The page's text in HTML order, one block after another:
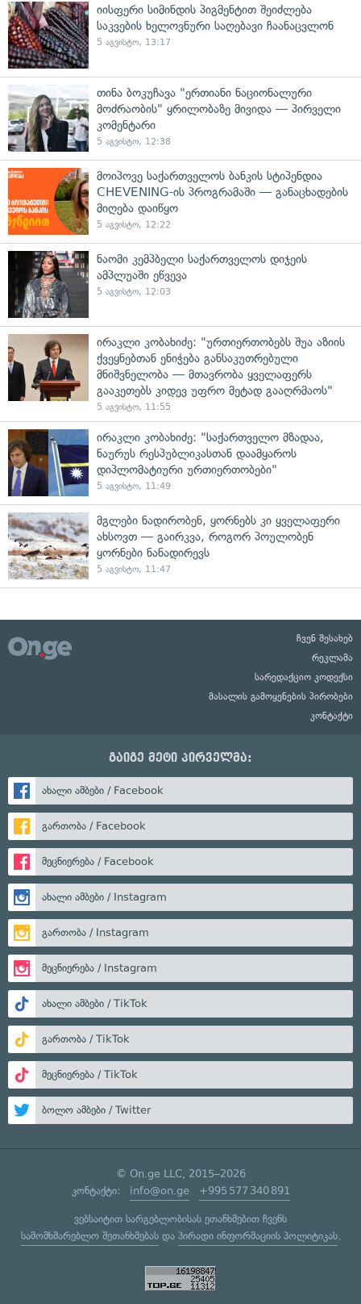
იისფერი სიმინდის პიგმენტით შეიძლება
საკვების ხელოვნური საღებავი ჩაანაცვლონ
5 აგვისტო, 13:17
თინა ბოკუჩავა "ერთიანი ნაციონალური
მოძრაობის" ყრილობაზე მივიდა — პირველი
კომენტარი
5 აგვისტო, 12:38
მოიპოვე საქართველოს ბანკის სტიპენდია
CHEVENING-ის პროგრამაში — განაცხადების
მიღება დაიწყო
5 აგვისტო, 12:22
ნაომი კემპბელი საქართველოს დიჯეის
ამპლუაში ეწვევა
5 აგვისტო, 12:03
ირაკლი კობახიძე: "ურთიერთობებს შუა აზიის
ქვეყნებთან ენიჭება განსაკუთრებული
მნიშვნელობა — მთავრობა ყველაფერს
გააკეთებს კიდევ უფრო მეტად გააღრმაოს"
5 აგვისტო, 11:55
ირაკლი კობახიძე: "საქართველო მზადაა,
ნაურუს რესპუბლიკასთან დაამყაროს
დიპლომატიური ურთიერთობები"
5 აგვისტო, 11:49
მგლები ნადირობენ, ყორნებს კი ყველაფერი
ახსოვთ — გაირკვა, როგორ პოულობენ
ყორნები ნანადირევს
5 აგვისტო, 11:47
ჩვენ შესახებ
რეკლამა
სარედაქციო კოდექსი
მასალის გამოყენების პირობები
კონტაქტი
გაიგე მეტი პირველმა:
ახალი ამბები / Facebook
გართობა / Facebook
მეცნიერება / Facebook
ახალი ამბები / Instagram
გართობა / Instagram
მეცნიერება / Instagram
ახალი ამბები / TikTok
გართობა / TikTok
მეცნიერება / TikTok
ბოლო ამბები / Twitter
© On.ge LLC, 2015–2026
კონტაქტი: info@on.ge +995 577 340 891
ვებსაიტით სარგებლობისას ეთანხმებით ჩვენს
სამომხმარებლო შეთანხმებასდა პირადი ინფორმაციის პოლიტიკას.